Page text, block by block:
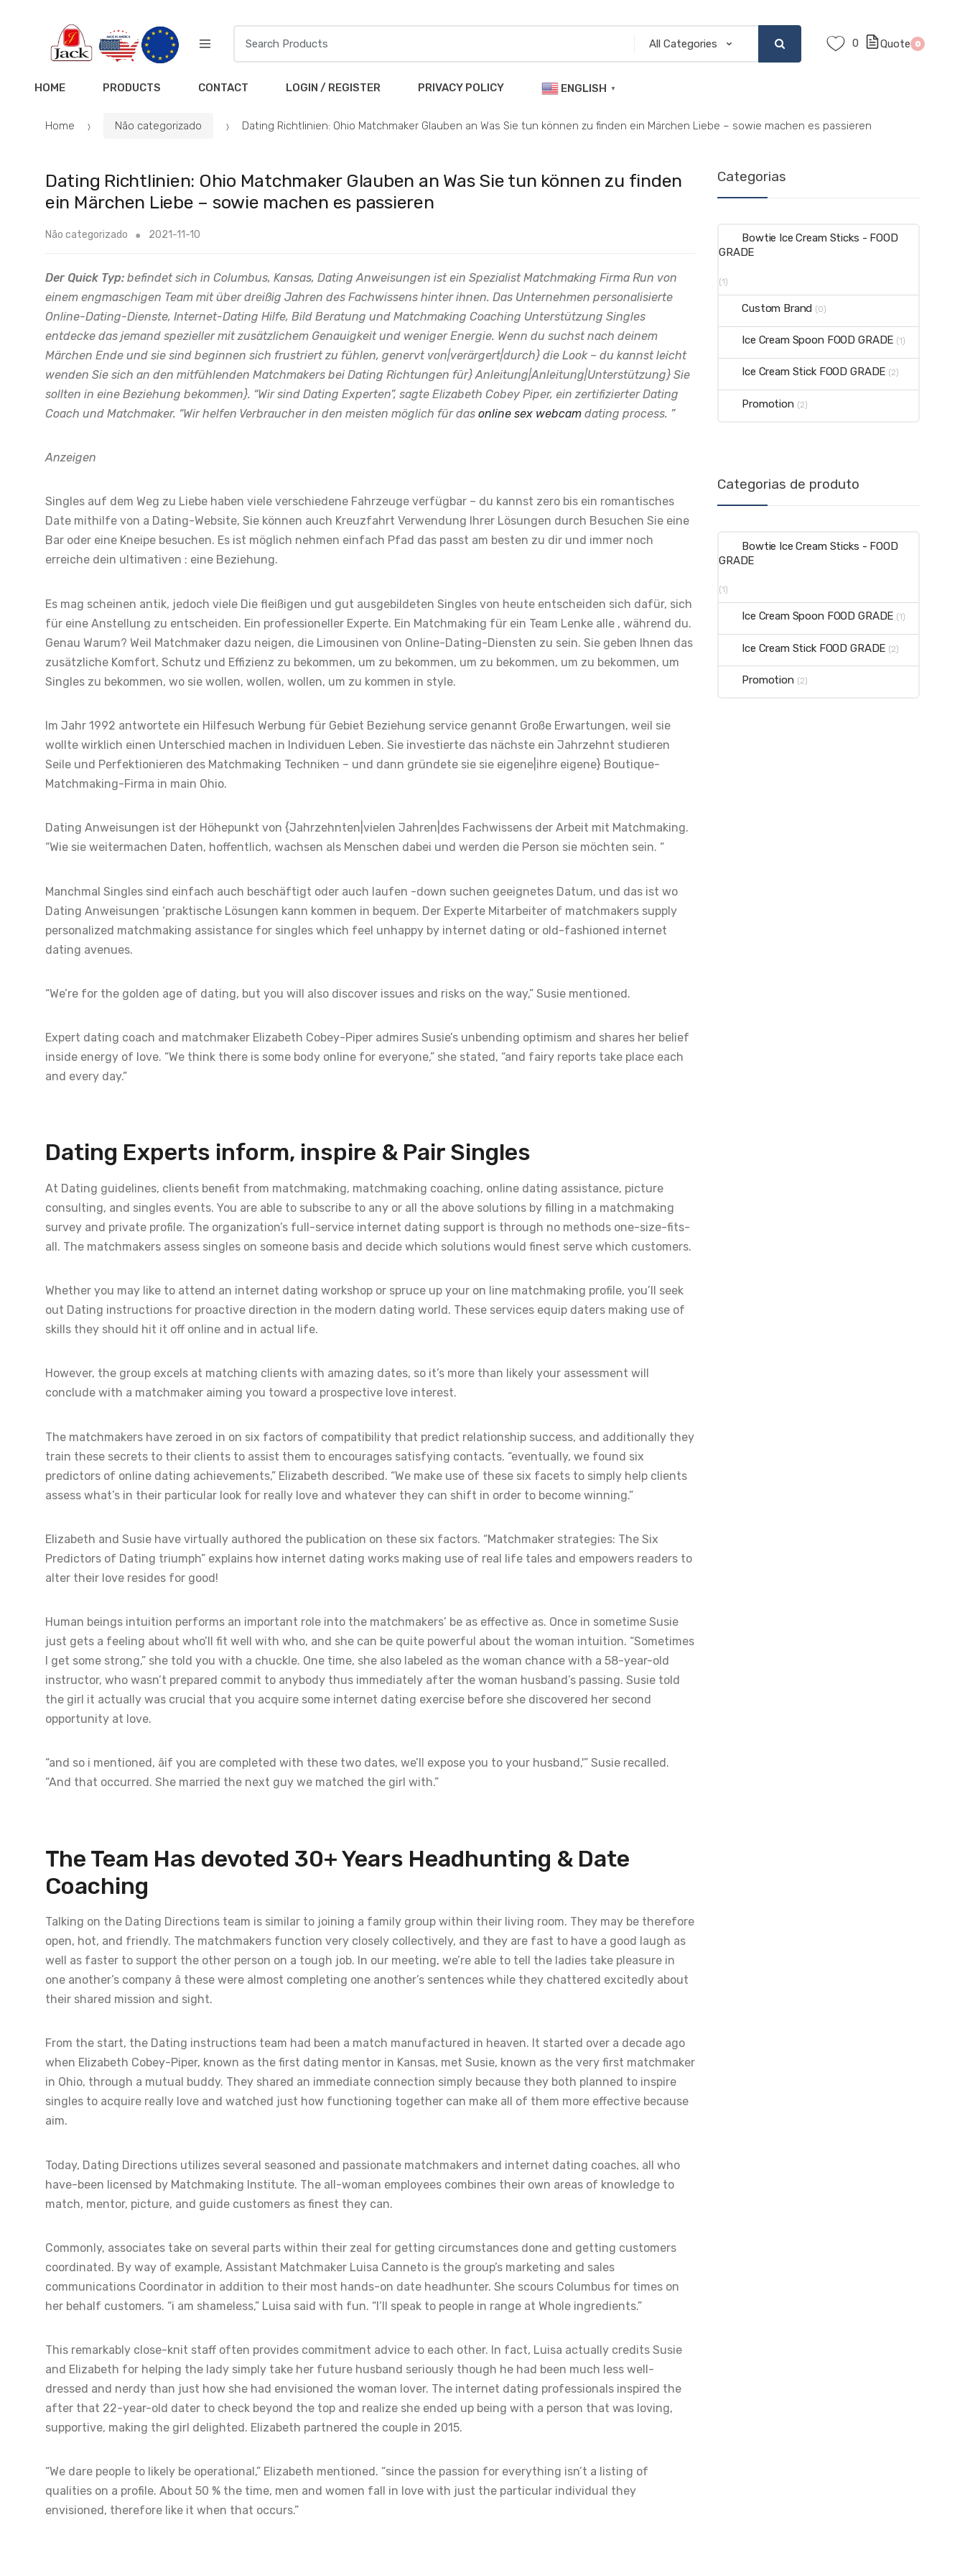
0 Quote 0
HOME PRODUCTS CONTACT LOGIN / REGISTER PRIVACY POLICY ENGLISH ▼
Home Não categorizado Dating Richtlinien: Ohio Matchmaker Glauben an Was Sie tun können zu finden ein Märchen Liebe – sowie machen es passieren
Dating Richtlinien: Ohio Matchmaker Glauben an Was Sie tun können zu finden
ein Märchen Liebe – sowie machen es passieren
Não categorizado 2021-11-10
Der Quick Typ: befindet sich in Columbus, Kansas, Dating Anweisungen ist ein Spezialist Matchmaking Firma Run von
einem engmaschigen Team mit über dreißig Jahren des Fachwissens hinter ihnen. Das Unternehmen personalisierte
Online-Dating-Dienste, Internet-Dating Hilfe, Bild Beratung und Matchmaking Coaching Unterstützung Singles
entdecke das jemand spezieller mit zusätzlichem Genauigkeit und weniger Energie. Wenn du suchst nach deinem
Märchen Ende und sie sind beginnen sich frustriert zu fühlen, genervt von|verärgert|durch} die Look – du kannst leicht
wenden Sie sich an den mitfühlenden Matchmakers bei Dating Richtungen für} Anleitung|Anleitung|Unterstützung} Sie
sollten in eine Beziehung bekommen}. “Wir sind Dating Experten”, sagte Elizabeth Cobey Piper, ein zertifizierter Dating
Coach und Matchmaker. “Wir helfen Verbraucher in den meisten möglich für das online sex webcam dating process. ”
Anzeigen
Singles auf dem Weg zu Liebe haben viele verschiedene Fahrzeuge verfügbar – du kannst zero bis ein romantisches
Date mithilfe von a Dating-Website, Sie können auch Kreuzfahrt Verwendung Ihrer Lösungen durch Besuchen Sie eine
Bar oder eine Kneipe besuchen. Es ist möglich nehmen einfach Pfad das passt am besten zu dir und immer noch
erreiche dein ultimativen : eine Beziehung.
Es mag scheinen antik, jedoch viele Die fleißigen und gut ausgebildeten Singles von heute entscheiden sich dafür, sich
für eine Anstellung zu entscheiden. Ein professioneller Experte. Ein Matchmaking für ein Team Lenke alle , während du.
Genau Warum? Weil Matchmaker dazu neigen, die Limousinen von Online-Dating-Diensten zu sein. Sie geben Ihnen das
zusätzliche Komfort, Schutz und Effizienz zu bekommen, um zu bekommen, um zu bekommen, um zu bekommen, um
Singles zu bekommen, wo sie wollen, wollen, wollen, um zu kommen in style.
Im Jahr 1992 antwortete ein Hilfesuch Werbung für Gebiet Beziehung service genannt Große Erwartungen, weil sie
wollte wirklich einen Unterschied machen in Individuen Leben. Sie investierte das nächste ein Jahrzehnt studieren
Seile und Perfektionieren des Matchmaking Techniken – und dann gründete sie sie eigene|ihre eigene} Boutique-
Matchmaking-Firma in main Ohio.
Dating Anweisungen ist der Höhepunkt von {Jahrzehnten|vielen Jahren|des Fachwissens der Arbeit mit Matchmaking.
“Wie sie weitermachen Daten, hoffentlich, wachsen als Menschen dabei und werden die Person sie möchten sein. “
Manchmal Singles sind einfach auch beschäftigt oder auch laufen -down suchen geeignetes Datum, und das ist wo
Dating Anweisungen ‘praktische Lösungen kann kommen in bequem. Der Experte Mitarbeiter of matchmakers supply
personalized matchmaking assistance for singles which feel unhappy by internet dating or old-fashioned internet
dating avenues.
“We’re for the golden age of dating, but you will also discover issues and risks on the way,” Susie mentioned.
Expert dating coach and matchmaker Elizabeth Cobey-Piper admires Susie’s unbending optimism and shares her belief
inside energy of love. “We think there is some body online for everyone,” she stated, “and fairy reports take place each
and every day.”
Dating Experts inform, inspire & Pair Singles
At Dating guidelines, clients benefit from matchmaking, matchmaking coaching, online dating assistance, picture
consulting, and singles events. You are able to subscribe to any or all the above solutions by filling in a matchmaking
survey and private profile. The organization’s full-service internet dating support is through no methods one-size-fits-
all. The matchmakers assess singles on someone basis and decide which solutions would finest serve which customers.
Whether you may like to attend an internet dating workshop or spruce up your on line matchmaking profile, you’ll seek
out Dating instructions for proactive direction in the modern dating world. These services equip daters making use of
skills they should hit it off online and in actual life.
However, the group excels at matching clients with amazing dates, so it’s more than likely your assessment will
conclude with a matchmaker aiming you toward a prospective love interest.
The matchmakers have zeroed in on six factors of compatibility that predict relationship success, and additionally they
train these secrets to their clients to assist them to encourages satisfying contacts. “eventually, we found six
predictors of online dating achievements,” Elizabeth described. “We make use of these six facets to simply help clients
assess what’s in their particular look for really love and whatever they can shift in order to become winning.”
Elizabeth and Susie have virtually authored the publication on these six factors. “Matchmaker strategies: The Six
Predictors of Dating triumph” explains how internet dating works making use of real life tales and empowers readers to
alter their love resides for good!
Human beings intuition performs an important role into the matchmakers’ be as effective as. Once in sometime Susie
just gets a feeling about who’ll fit well with who, and she can be quite powerful about the woman intuition. “Sometimes
I get some strong,” she told you with a chuckle. One time, she also labeled as the woman chance with a 58-year-old
instructor, who wasn’t prepared commit to anybody thus immediately after the woman husband’s passing. Susie told
the girl it actually was crucial that you acquire some internet dating exercise before she discovered her second
opportunity at love.
“and so i mentioned, âif you are completed with these two dates, we’ll expose you to your husband,'” Susie recalled.
“And that occurred. She married the next guy we matched the girl with.”
The Team Has devoted 30+ Years Headhunting & Date
Coaching
Talking on the Dating Directions team is similar to joining a family group within their living room. They may be therefore
open, hot, and friendly. The matchmakers function very closely collectively, and they are fast to have a good laugh as
well as faster to support the other person on a tough job. In our meeting, we’re able to tell the ladies take pleasure in
one another’s company â these were almost completing one another’s sentences while they chattered excitedly about
their shared mission and sight.
From the start, the Dating instructions team had been a match manufactured in heaven. It started over a decade ago
when Elizabeth Cobey-Piper, known as the first dating mentor in Kansas, met Susie, known as the very first matchmaker
in Ohio, through a mutual buddy. They shared an immediate connection simply because they both planned to inspire
singles to acquire really love and watched just how functioning together can make all of them more effective because
aim.
Today, Dating Directions utilizes several seasoned and passionate matchmakers and internet dating coaches, all who
have-been licensed by Matchmaking Institute. The all-woman employees combines their own areas of knowledge to
match, mentor, picture, and guide customers as finest they can.
Commonly, associates take on several parts within their zeal for getting circumstances done and getting customers
coordinated. By way of example, Assistant Matchmaker Luisa Canneto is the group’s marketing and sales
communications Coordinator in addition to their most hands-on date headhunter. She scours Columbus for times on
her behalf customers. “i am shameless,” Luisa said with fun. “I’ll speak to people in range at Whole ingredients.”
This remarkably close-knit staff often provides commitment advice to each other. In fact, Luisa actually credits Susie
and Elizabeth for helping the lady simply take her future husband seriously though he had been much less well-
dressed and nerdy than just how she had envisioned the woman lover. The internet dating professionals inspired the
after that 22-year-old dater to check beyond the top and realize she ended up being with a person that was loving,
supportive, making the girl delighted. Elizabeth partnered the couple in 2015.
“We dare people to likely be operational,” Elizabeth mentioned. “since the passion for everything isn’t a listing of
qualities on a profile. About 50 % the time, men and women fall in love with just the particular individual they
envisioned, therefore like it when that occurs.”
Categorias
Bowtie Ice Cream Sticks - FOOD
GRADE
(1)
Custom Brand (0)
Ice Cream Spoon FOOD GRADE (1)
Ice Cream Stick FOOD GRADE (2)
Promotion (2)
Categorias de produto
Bowtie Ice Cream Sticks - FOOD
GRADE
(1)
Ice Cream Spoon FOOD GRADE (1)
Ice Cream Stick FOOD GRADE (2)
Promotion (2)